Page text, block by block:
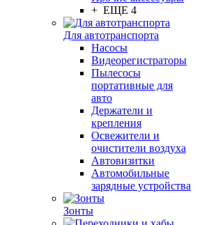
+ ЕЩЕ 4
Для автотранспорта
Насосы
Видеорегистраторы
Пылесосы
портативные для
авто
Держатели и
крепления
Освежители и
очистители воздуха
Автовизитки
Автомобильные
зарядные устройства
Зонты